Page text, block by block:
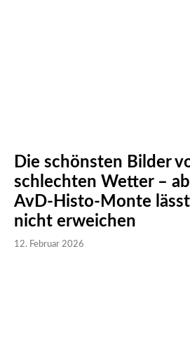
Die schönsten Bilder
schlechten Wetter –
AvD-Histo-Monte
nicht erweichen
12. Februar 2026